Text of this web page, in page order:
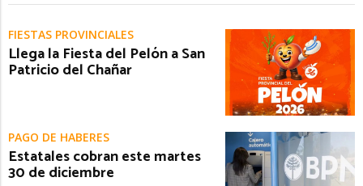
FIESTAS PROVINCIALES
Llega la Fiesta del Pelón a San
Patricio del Chañar
PAGO DE HABERES
Estatales cobran este martes
30 de diciembre